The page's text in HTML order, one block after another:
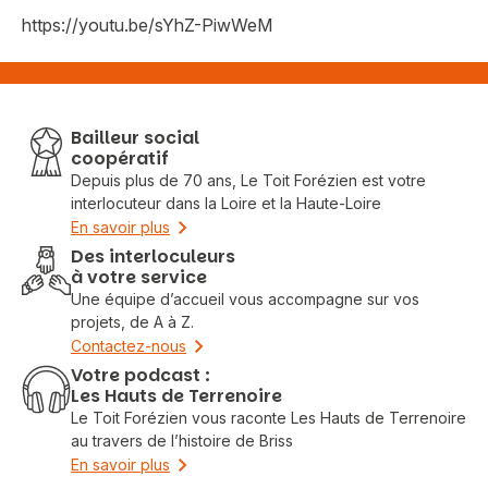
https://youtu.be/sYhZ-PiwWeM
Bailleur social
coopératif
Depuis plus de 70 ans, Le Toit Forézien est votre
interlocuteur dans la Loire et la Haute-Loire
En savoir plus
Des interloculeurs
à votre service
Une équipe d’accueil vous accompagne sur vos
projets, de A à Z.
Contactez-nous
Votre podcast :
Les Hauts de Terrenoire
Le Toit Forézien vous raconte Les Hauts de Terrenoire
au travers de l’histoire de Briss
En savoir plus